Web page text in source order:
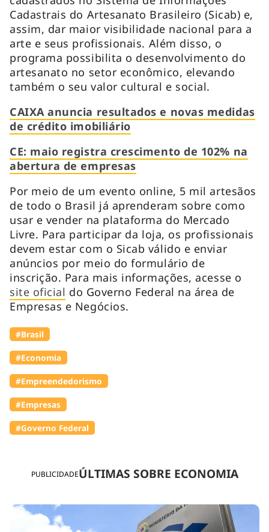
PUBLICIDADEÚLTIMAS SOBRE ECONOMIA
Cadastrais do Artesanato Brasileiro (Sicab) e,
assim, dar maior visibilidade nacional para a
arte e seus profissionais. Além disso, o
programa possibilita o desenvolvimento do
artesanato no setor econômico, elevando
também o seu valor cultural e social.
CAIXA anuncia resultados e novas medidas
de crédito imobiliário
CE: maio registra crescimento de 102% na
abertura de empresas
Por meio de um evento online, 5 mil artesãos
de todo o Brasil já aprenderam sobre como
usar e vender na plataforma do Mercado
Livre. Para participar da loja, os profissionais
devem estar com o Sicab válido e enviar
anúncios por meio do formulário de
inscrição. Para mais informações, acesse o
site oficial do Governo Federal na área de
Empresas e Negócios.
#Brasil
#Economia
#Empreendedorismo
#Empresas
#Governo Federal